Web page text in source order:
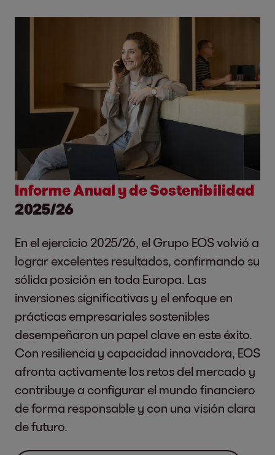
Informe Anual y de Sostenibilidad
2025/26
En el ejercicio 2025/26, el Grupo EOS volvió a
lograr excelentes resultados, confirmando su
sólida posición en toda Europa. Las
inversiones significativas y el enfoque en
prácticas empresariales sostenibles
desempeñaron un papel clave en este éxito.
Con resiliencia y capacidad innovadora, EOS
afronta activamente los retos del mercado y
contribuye a configurar el mundo financiero
de forma responsable y con una visión clara
de futuro.